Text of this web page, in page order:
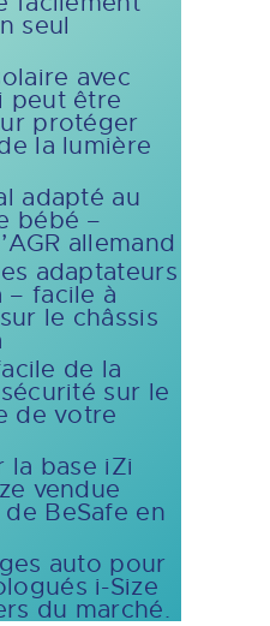
seul
avec
peut être
protéger
la lumière
adapté au
bébé –
allemand
adaptateurs
– facile à
le châssis
de la
sur le
de votre
la base iZi
vendue
BeSafe en
auto pour
i-Size
du marché.